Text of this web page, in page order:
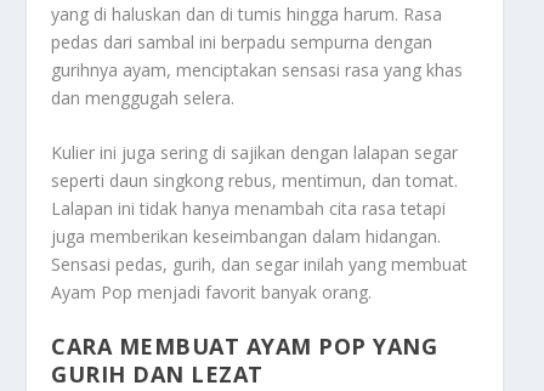
yang di haluskan dan di tumis hingga harum. Rasa
pedas dari sambal ini berpadu sempurna dengan
gurihnya ayam, menciptakan sensasi rasa yang khas
dan menggugah selera.
Kulier ini juga sering di sajikan dengan lalapan segar
seperti daun singkong rebus, mentimun, dan tomat.
Lalapan ini tidak hanya menambah cita rasa tetapi
juga memberikan keseimbangan dalam hidangan.
Sensasi pedas, gurih, dan segar inilah yang membuat
Ayam Pop menjadi favorit banyak orang.
CARA MEMBUAT AYAM POP YANG
GURIH DAN LEZAT